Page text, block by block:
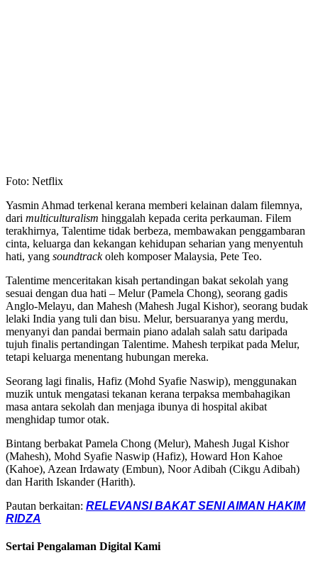
Foto: Netflix
Yasmin Ahmad terkenal kerana memberi kelainan dalam filemnya,
dari multiculturalism hinggalah kepada cerita perkauman. Filem
terakhirnya, Talentime tidak berbeza, membawakan penggambaran
cinta, keluarga dan kekangan kehidupan seharian yang menyentuh
hati, yang soundtrackoleh komposer Malaysia, Pete Teo.
Talentime menceritakan kisah pertandingan bakat sekolah yang
sesuai dengan dua hati – Melur (Pamela Chong), seorang gadis
Anglo-Melayu, dan Mahesh (Mahesh Jugal Kishor), seorang budak
lelaki India yang tuli dan bisu. Melur, bersuaranya yang merdu,
menyanyi dan pandai bermain piano adalah salah satu daripada
tujuh finalis pertandingan Talentime. Mahesh terpikat pada Melur,
tetapi keluarga menentang hubungan mereka.
Seorang lagi finalis, Hafiz (Mohd Syafie Naswip), menggunakan
muzik untuk mengatasi tekanan kerana terpaksa membahagikan
masa antara sekolah dan menjaga ibunya di hospital akibat
menghidap tumor otak.
Bintang berbakat Pamela Chong (Melur), Mahesh Jugal Kishor
(Mahesh), Mohd Syafie Naswip (Hafiz), Howard Hon Kahoe
(Kahoe), Azean Irdawaty (Embun), Noor Adibah (Cikgu Adibah)
dan Harith Iskander (Harith).
Pautan berkaitan: RELEVANSI BAKAT SENI AIMAN HAKIM
RIDZA
Sertai Pengalaman Digital Kami